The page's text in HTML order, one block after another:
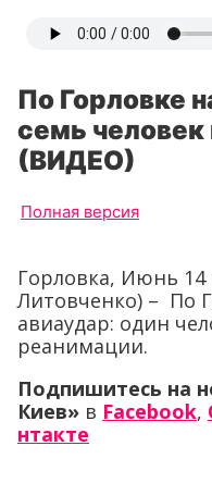
По Горловке
семь
(ВИДЕО)
Полная версия
Горловка, Июнь 14
Литовченко) – По
авиаудар: один
реанимации.
Подпишитесь на
Киев» в Facebook,
нтакте